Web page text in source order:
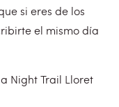
si eres de los
el mismo día
Night Trail Lloret